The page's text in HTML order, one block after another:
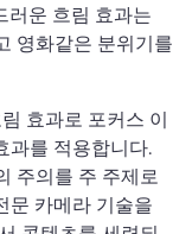
러운 흐림 효과는
영화같은 분위기를
효과로 포커스 이
과를 적용합니다.
주의를 주 주제로
문 카메라 기술을